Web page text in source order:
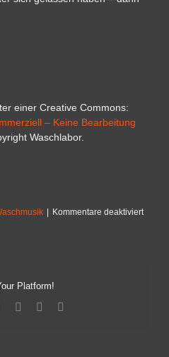
einer Creative Commons:
– Keine Bearbeitung
Waschlabor.
Kommentare deaktiviertfür
Platform!
Google+Pinterest